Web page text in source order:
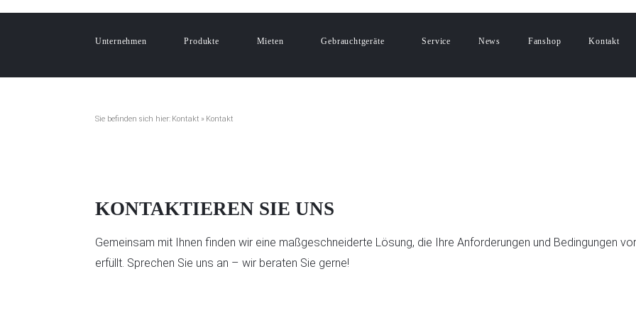
Unternehmen Produkte Mieten Gebrauchtgeräte Service News Fanshop Kontakt
Sie befinden sich hier: Kontakt » Kontakt
Sie befinden sich hier: Kontakt » Kontakt
KONTAKTIEREN SIE UNS
Gemeinsam mit Ihnen finden wir eine maßgeschneiderte Lösung, die Ihre Anforderungen und Bedingungen
erfüllt. Sprechen Sie uns an – wir beraten Sie gerne!